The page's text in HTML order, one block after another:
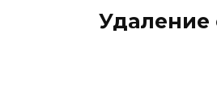
Удаление